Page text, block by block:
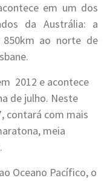
em um dos
da Austrália: a
ao norte de
2012 e acontece
de julho. Neste
contará com mais
meia
Oceano Pacífico, o